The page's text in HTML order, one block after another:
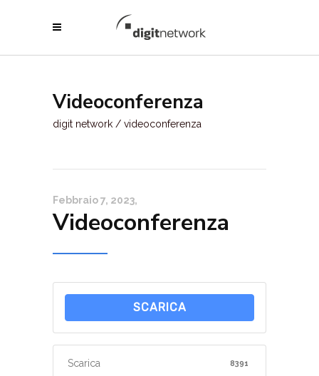
Videoconferenza
digit network / videoconferenza
Febbraio 7, 2023
Videoconferenza
SCARICA
Scarica 8391